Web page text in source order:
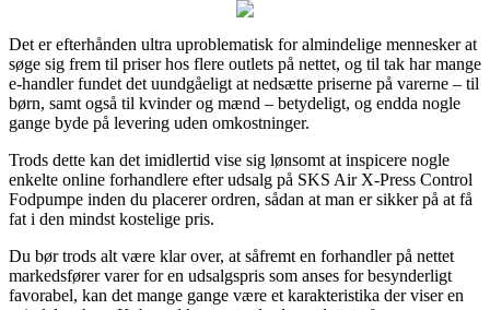
Det er efterhånden ultra uproblematisk for almindelige mennesker at
søge sig frem til priser hos flere outlets på nettet, og til tak har mange
e-handler fundet det uundgåeligt at nedsætte priserne på varerne – til
børn, samt også til kvinder og mænd – betydeligt, og endda nogle
gange byde på levering uden omkostninger.
Trods dette kan det imidlertid vise sig lønsomt at inspicere nogle
enkelte online forhandlere efter udsalg på SKS Air X-Press Control
Fodpumpe inden du placerer ordren, sådan at man er sikker på at få
fat i den mindst kostelige pris.
Du bør trods alt være klar over, at såfremt en forhandler på nettet
markedsfører varer for en udsalgspris som anses for besynderligt
favorabel, kan det mange gange være et karakteristika der viser en